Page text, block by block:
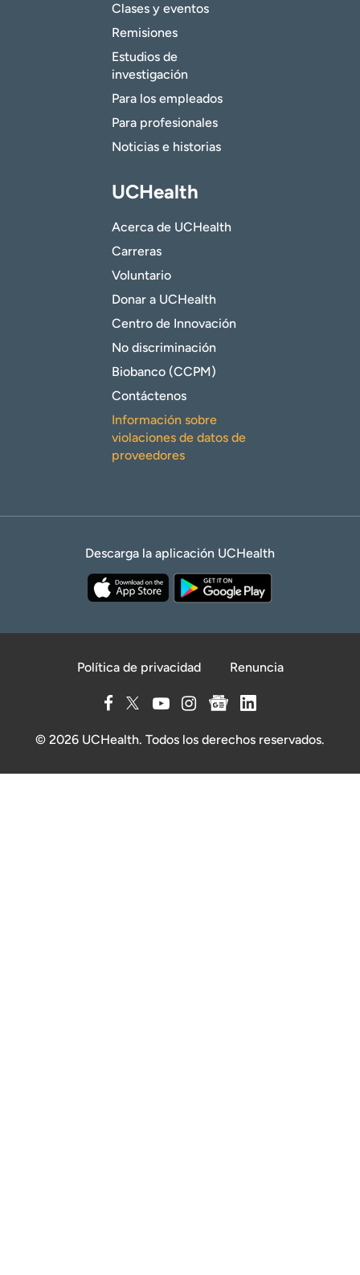
Clases y eventos
Remisiones
Estudios de
investigación
Para los empleados
Para profesionales
Noticias e historias
UCHealth
Acerca de UCHealth
Carreras
Voluntario
Donar a UCHealth
Centro de Innovación
No discriminación
Biobanco (CCPM)
Contáctenos
Información sobre
violaciones de datos de
proveedores
Descarga la aplicación UCHealth
Política de privacidad Renuncia
© 2026 UCHealth. Todos los derechos reservados.